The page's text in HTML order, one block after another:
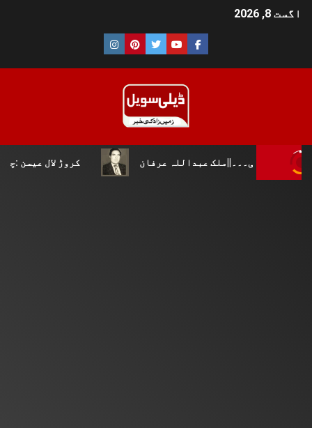
اگست 8, 2026
کروڑ لال عیسن :چوپال کلچرل اینڈ عبداللہ عرفان